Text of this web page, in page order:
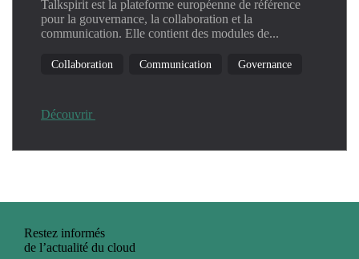
Talkspirit est la plateforme européenne de référence
pour la gouvernance, la collaboration et la
communication. Elle contient des modules de...
Collaboration Communication Governance
Découvrir
Restez informés
de l’actualité du cloud